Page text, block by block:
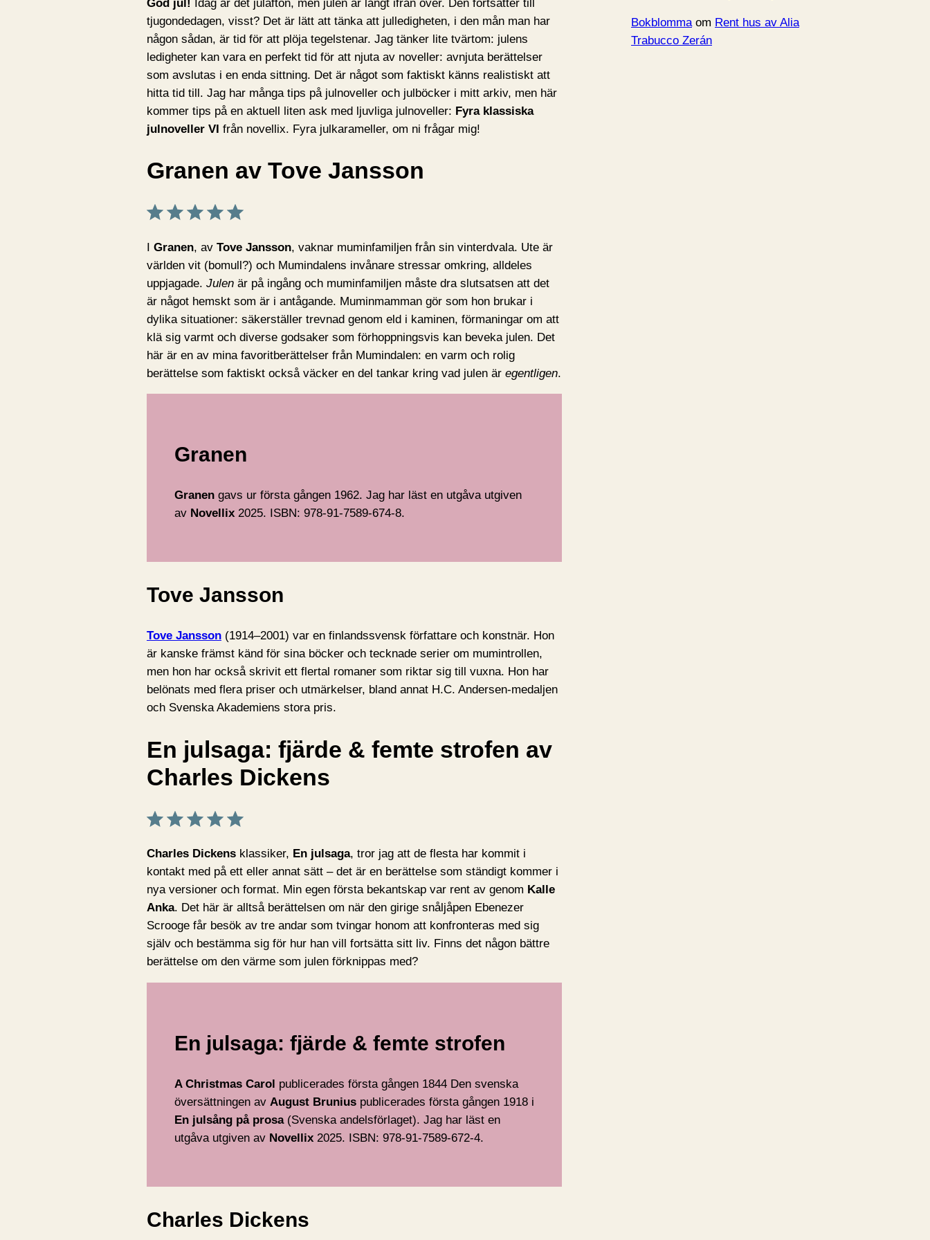
God jul! Idag är det julafton, men julen är långt ifrån över. Den fortsätter till
tjugondedagen, visst? Det är lätt att tänka att julledigheten, i den mån man har
någon sådan, är tid för att plöja tegelstenar. Jag tänker lite tvärtom: julens
ledigheter kan vara en perfekt tid för att njuta av noveller: avnjuta berättelser
som avslutas i en enda sittning. Det är något som faktiskt känns realistiskt att
hitta tid till. Jag har många tips på julnoveller och julböcker i mitt arkiv, men här
kommer tips på en aktuell liten ask med ljuvliga julnoveller: Fyra klassiska
julnoveller VI från novellix. Fyra julkarameller, om ni frågar mig!
Granen av Tove Jansson
I Granen, av Tove Jansson, vaknar muminfamiljen från sin vinterdvala. Ute är
världen vit (bomull?) och Mumindalens invånare stressar omkring, alldeles
uppjagade. Julen är på ingång och muminfamiljen måste dra slutsatsen att det
är något hemskt som är i antågande. Muminmamman gör som hon brukar i
dylika situationer: säkerställer trevnad genom eld i kaminen, förmaningar om att
klä sig varmt och diverse godsaker som förhoppningsvis kan beveka julen. Det
här är en av mina favoritberättelser från Mumindalen: en varm och rolig
berättelse som faktiskt också väcker en del tankar kring vad julen är egentligen.
Granen
Granen gavs ur första gången 1962. Jag har läst en utgåva utgiven
av Novellix 2025. ISBN: 978-91-7589-674-8.
Tove Jansson
Tove Jansson (1914–2001) var en finlandssvensk författare och konstnär. Hon
är kanske främst känd för sina böcker och tecknade serier om mumintrollen,
men hon har också skrivit ett flertal romaner som riktar sig till vuxna. Hon har
belönats med flera priser och utmärkelser, bland annat H.C. Andersen-medaljen
och Svenska Akademiens stora pris.
En julsaga: fjärde & femte strofen av
Charles Dickens
Charles Dickens klassiker, En julsaga, tror jag att de flesta har kommit i
kontakt med på ett eller annat sätt – det är en berättelse som ständigt kommer i
nya versioner och format. Min egen första bekantskap var rent av genom Kalle
Anka. Det här är alltså berättelsen om när den girige snåljåpen Ebenezer
Scrooge får besök av tre andar som tvingar honom att konfronteras med sig
själv och bestämma sig för hur han vill fortsätta sitt liv. Finns det någon bättre
berättelse om den värme som julen förknippas med?
En julsaga: fjärde & femte strofen
A Christmas Carol publicerades första gången 1844 Den svenska
översättningen av August Brunius publicerades första gången 1918 i
En julsång på prosa(Svenska andelsförlaget). Jag har läst en
utgåva utgiven av Novellix 2025. ISBN: 978-91-7589-672-4.
Charles Dickens
Bokblommaom Rent hus av Alia
Trabucco Zerán